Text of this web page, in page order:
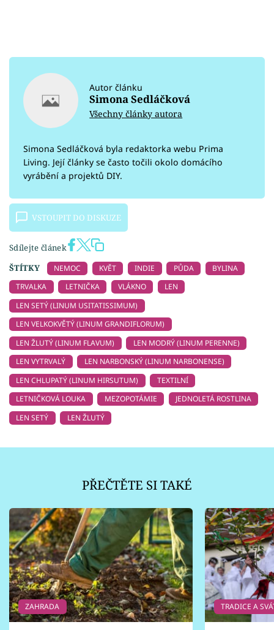
Autor článku
Simona Sedláčková
Všechny články autora
Simona Sedláčková byla redaktorka webu Prima
Living. Její články se často točili okolo domácího
vyrábění a projektů DIY.
VSTOUPIT DO DISKUZE
Sdílejte článek
ŠTÍTKY
NEMOC KVĚT INDIE PŮDA
BYLINA
TRVALKA
LETNIČKA VLÁKNO
LEN
LEN SETÝ (LINUM USITATISSIMUM)
LEN VELKOKVĚTÝ (LINUM GRANDIFLORUM)
LEN ŽLUTÝ (LINUM FLAVUM)
LEN MODRÝ (LINUM PERENNE)
LEN VYTRVALÝ
LEN NARBONSKÝ (LINUM NARBONENSE)
LEN CHLUPATÝ (LINUM HIRSUTUM)
TEXTILNÍ
LETNIČKOVÁ LOUKA
MEZOPOTÁMIE
JEDNOLETÁ ROSTLINA
LEN SETÝ
LEN ŽLUTÝ
PŘEČTĚTE SI TAKÉ
ZAHRADA TRADICE A